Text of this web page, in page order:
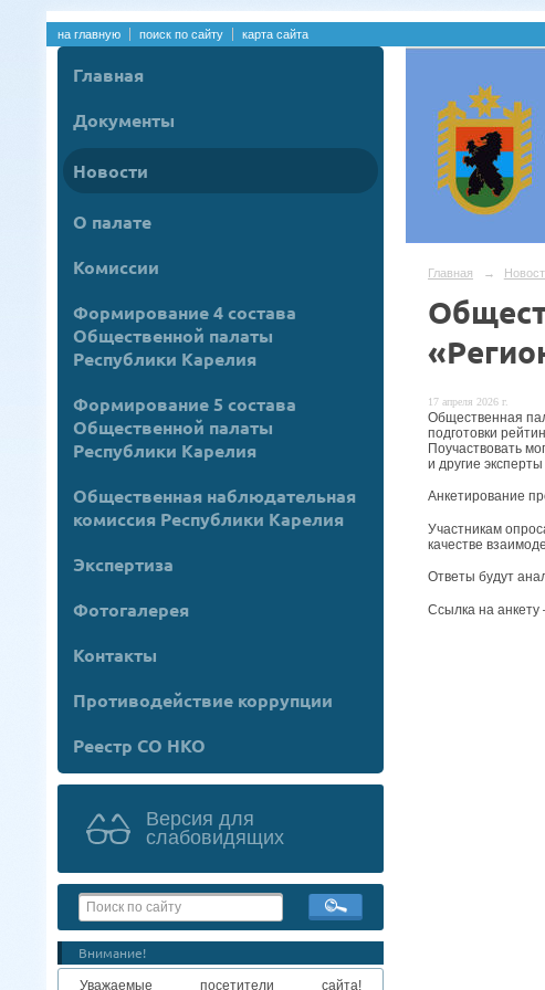
на главную поиск по сайту карта сайта
Главная
Документы
Новости
О палате
Комиссии
Формирование 4 состава
Общественной палаты
Республики Карелия
Формирование 5 состава
Общественной палаты
Республики Карелия
Общественная наблюдательная
комиссия Республики Карелия
Экспертиза
Фотогалерея
Контакты
Противодействие коррупции
Реестр СО НКО
Версия для
слабовидящих
Внимание!
Уважаемые посетители сайта!
Главная →
17 апреля 2026 г.
Общественная
подготовки
Поучаствовать
и другие
Анкетирование
Участникам
качестве
Ответы будут
Ссылка на анкету